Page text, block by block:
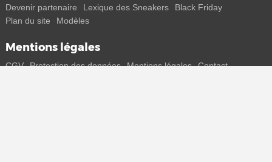
Devenir partenaire
Lexique des Sneakers
Black Friday
Plan du site
Modèles
Mentions légales
CGV Protection des données Mentions légales Contact